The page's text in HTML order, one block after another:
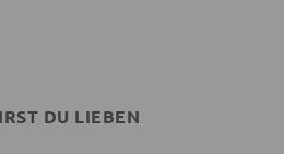
DU LIEBEN